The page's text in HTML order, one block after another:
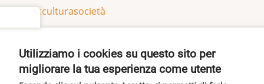
internetculturasocietà
Share
Facebook
Twitter
Pinterest
Utilizziamo i cookies su questo sito per
migliorare la tua esperienza come utente